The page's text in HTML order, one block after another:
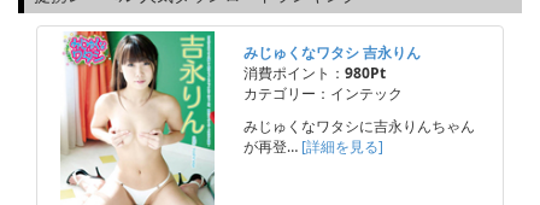
みじゅくなワタシ 吉永りん
消費ポイント： 980Pt
カテゴリー：インテック
みじゅくなワタシに吉永りんちゃん
が再登… [詳細を見る]